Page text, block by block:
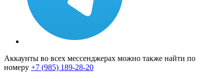
Аккаунты во всех мессенджерах можно также найти по
номеру +7 (985) 189-28-20